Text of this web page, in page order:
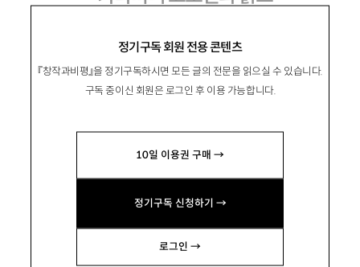
정기구독 회원 전용 콘텐츠
『창작과비평』을 정기구독하시면 모든 글의 전문을 읽으실 수 있습니다.
구독 중이신 회원은 로그인 후 이용 가능합니다.
10일 이용권 구매 →
정기구독 신청하기 →
로그인 →
유재건柳在建
의 이행』 『근대 세계체제』 『영국 노동계급의 형
성』 등이 있음. jkyoo@pusan.ac.kr